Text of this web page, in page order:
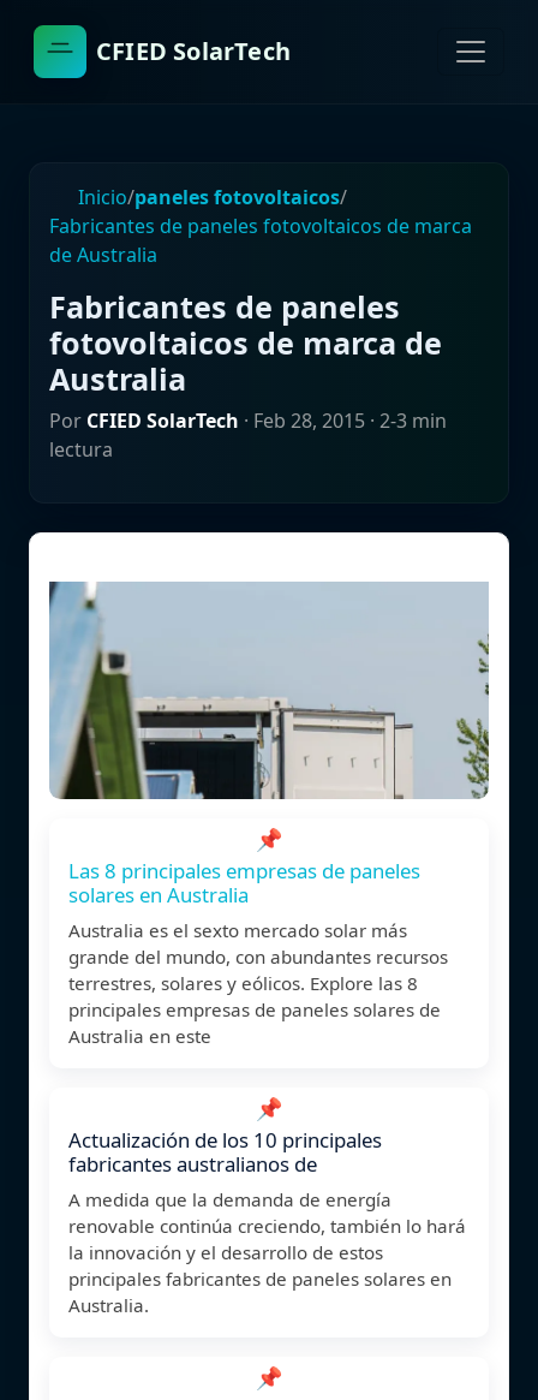
CFIED SolarTech
Inicio/paneles fotovoltaicos/
Fabricantes de paneles fotovoltaicos de marca
de Australia
Fabricantes de paneles
fotovoltaicos de marca de
Australia
Por CFIED SolarTech · Feb 28, 2015 · 2-3 min
lectura
📌
Las 8 principales empresas de paneles
solares en Australia
Australia es el sexto mercado solar más
grande del mundo, con abundantes recursos
terrestres, solares y eólicos. Explore las 8
principales empresas de paneles solares de
Australia en este
📌
Actualización de los 10 principales
fabricantes australianos de
A medida que la demanda de energía
renovable continúa creciendo, también lo hará
la innovación y el desarrollo de estos
principales fabricantes de paneles solares en
Australia.
📌